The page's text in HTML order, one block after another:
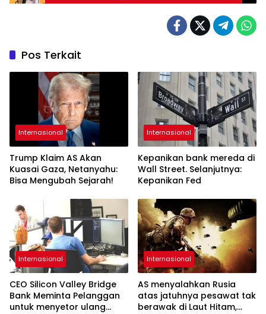
Pos Terkait
Internasional
Trump Klaim AS Akan
Kuasai Gaza, Netanyahu:
Bisa Mengubah Sejarah!
Internasional
Kepanikan bank mereda di
Wall Street. Selanjutnya:
Kepanikan Fed
Internasional
CEO Silicon Valley Bridge
Bank Meminta Pelanggan
untuk menyetor ulang
Internasional
AS menyalahkan Rusia
atas jatuhnya pesawat tak
berawak di Laut Hitam,